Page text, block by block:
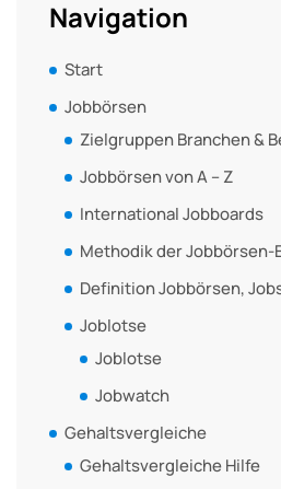
Navigation
Start
Jobbörsen
Zielgruppen Branchen &
Jobbörsen von A – Z
International Jobboards
Methodik der Jobbörsen-
Definition Jobbörsen,
Joblotse
Joblotse
Jobwatch
Gehaltsvergleiche
Gehaltsvergleiche Hilfe